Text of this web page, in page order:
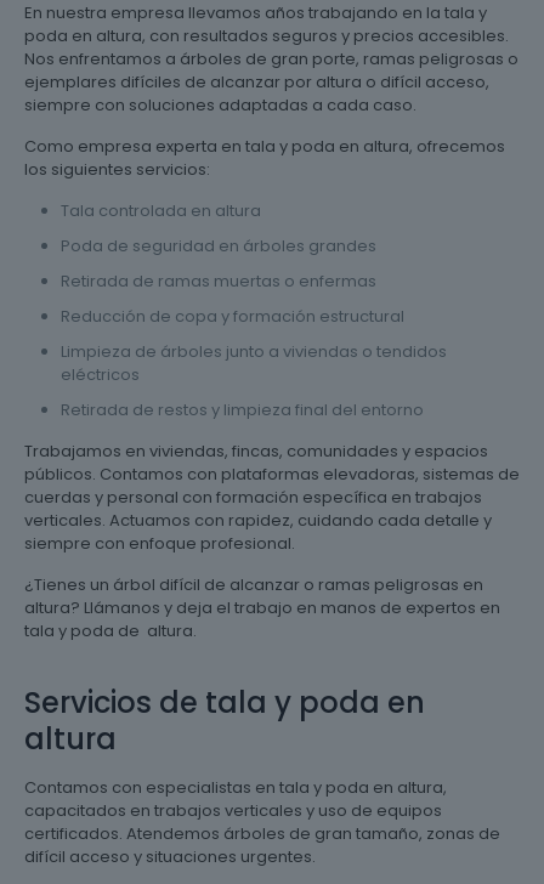
En nuestra empresa llevamos años trabajando en la tala y
poda en altura, con resultados seguros y precios accesibles.
Nos enfrentamos a árboles de gran porte, ramas peligrosas o
ejemplares difíciles de alcanzar por altura o difícil acceso,
siempre con soluciones adaptadas a cada caso.
Como empresa experta en tala y poda en altura, ofrecemos
los siguientes servicios:
Tala controlada en altura
Poda de seguridad en árboles grandes
Retirada de ramas muertas o enfermas
Reducción de copa y formación estructural
Limpieza de árboles junto a viviendas o tendidos
eléctricos
Retirada de restos y limpieza final del entorno
Trabajamos en viviendas, fincas, comunidades y espacios
públicos. Contamos con plataformas elevadoras, sistemas de
cuerdas y personal con formación específica en trabajos
verticales. Actuamos con rapidez, cuidando cada detalle y
siempre con enfoque profesional.
¿Tienes un árbol difícil de alcanzar o ramas peligrosas en
altura? Llámanos y deja el trabajo en manos de expertos en
tala y poda de altura.
Servicios de tala y poda en
altura
Contamos con especialistas en tala y poda en altura,
capacitados en trabajos verticales y uso de equipos
certificados. Atendemos árboles de gran tamaño, zonas de
difícil acceso y situaciones urgentes.